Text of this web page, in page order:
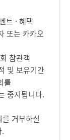
수/
제공하기
용하여
톡 등의
있습니다.
트 · 혜택
또는 카카오
참관객
및 보유기간
를
중지됩니다.
거부하실
.